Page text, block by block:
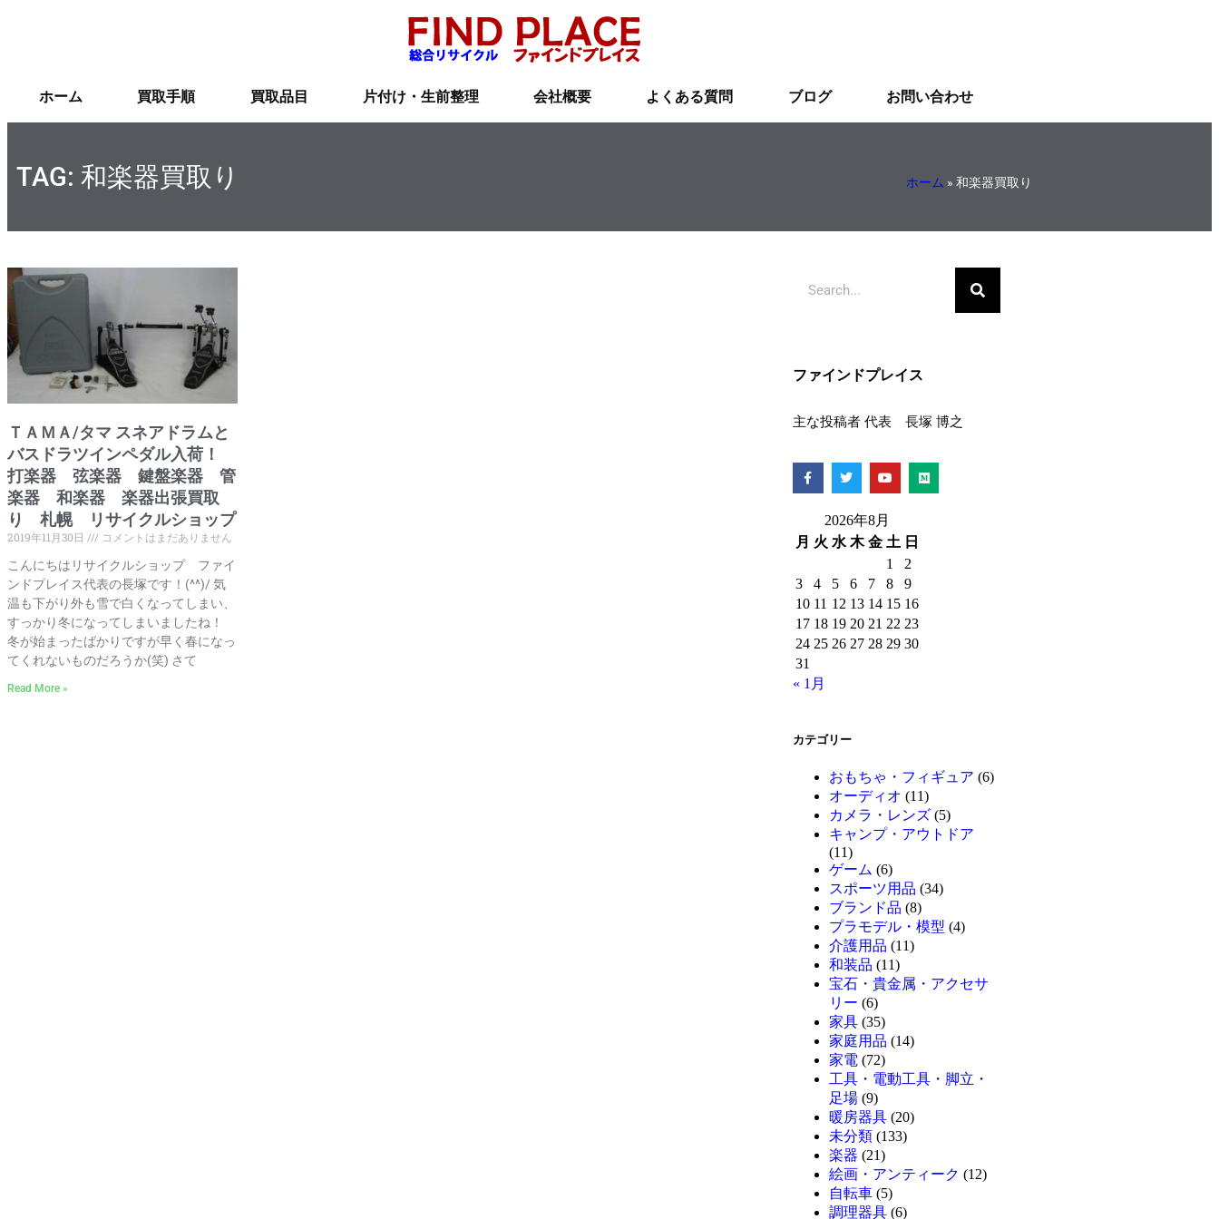
ホーム 買取手順 買取品目 片付け・生前整理 会社概要 よくある質問 ブログ お問い合わせ
TAG: 和楽器買取り ホーム » 和楽器買取り
ＴＡＭＡ/タマ スネアドラムと
バスドラツインペダル入荷！
打楽器 弦楽器 鍵盤楽器 管
楽器 和楽器 楽器出張買取
り 札幌 リサイクルショップ
2019年11月30日
コメントはまだありません
こんにちはリサイクルショップ ファイ
ンドプレイス代表の長塚です！(^^)/ 気
温も下がり外も雪で白くなってしまい、
すっかり冬になってしまいましたね！
冬が始まったばかりですが早く春になっ
てくれないものだろうか(笑) さて
Read More »
ファインドプレイス
主な投稿者 代表 長塚 博之
2026年8月
月 火 水 木 金 土 日
1
2
3
4 5 6 7 8
9
10 11 12 13 14 15 16
17 18 19 20 21 22 23
24 25 26 27 28 29 30
31
« 1月
カテゴリー
おもちゃ・フィギュア (6)
オーディオ (11)
カメラ・レンズ (5)
キャンプ・アウトドア
(11)
ゲーム (6)
スポーツ用品 (34)
ブランド品 (8)
プラモデル・模型 (4)
介護用品 (11)
和装品 (11)
宝石・貴金属・アクセサ
リー (6)
家具 (35)
家庭用品 (14)
家電 (72)
工具・電動工具・脚立・
足場 (9)
暖房器具 (20)
未分類 (133)
楽器 (21)
絵画・アンティーク (12)
自転車 (5)
調理器具 (6)